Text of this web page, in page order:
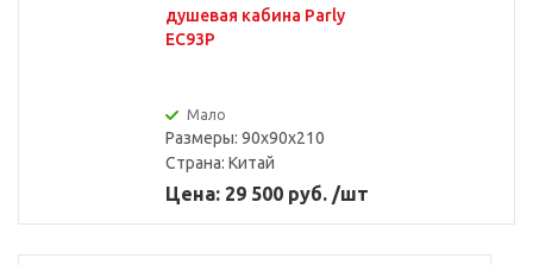
душевая кабина Parly
EC93P
Мало
Размеры: 90x90x210
Страна: Китай
Цена: 29 500 руб. /шт